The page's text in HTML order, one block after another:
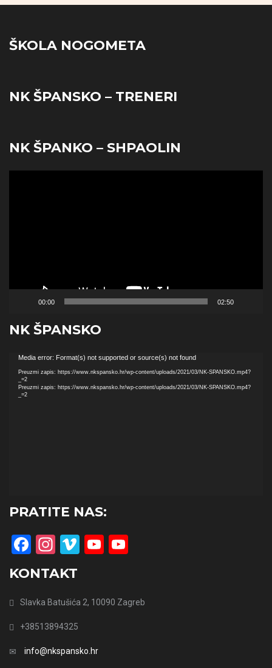
ŠKOLA NOGOMETA
NK ŠPANSKO – TRENERI
NK ŠPANKO – SHPAOLIN
00:00 02:50
NK ŠPANSKO
Reproduktor
videozapisa
Media error: Format(s) not supported or source(s) not found
Preuzmi zapis: https://www.nkspansko.hr/wp-content/uploads/2021/03/NK-SPANSKO.mp4?
_=2
Preuzmi zapis: https://www.nkspansko.hr/wp-content/uploads/2021/03/NK-SPANSKO.mp4?
_=2
PRATITE NAS:
Facebook
Instagram
VimeoYouTube
KONTAKT
Slavka Batušića 2, 10090 Zagreb
+38513894325
info@nkspansko.hr